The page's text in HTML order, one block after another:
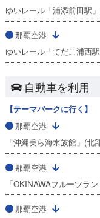
ゆいレール「浦添前田駅
那覇空港
ゆいレール「てだこ浦西
自動車を利用
【テーマパークに行く】
那覇空港
「沖縄美ら海水族館」(
那覇空港
「OKINAWAフルーツラ
那覇空港